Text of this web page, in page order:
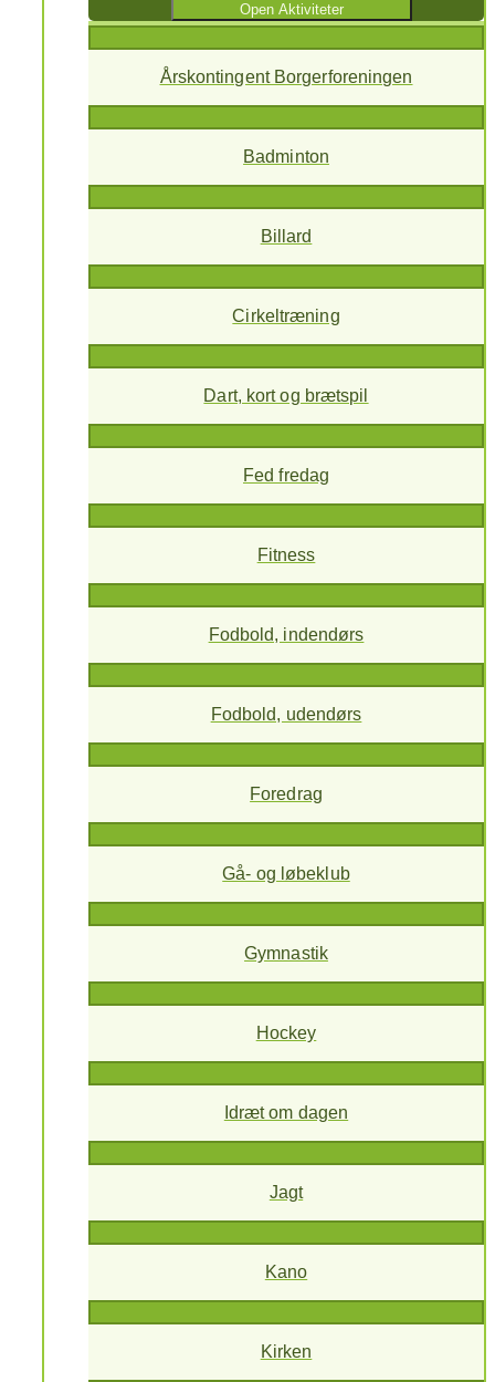
Open Aktiviteter
Årskontingent Borgerforeningen
Badminton
Billard
Cirkeltræning
Dart, kort og brætspil
Fed fredag
Fitness
Fodbold, indendørs
Fodbold, udendørs
Foredrag
Gå- og løbeklub
Gymnastik
Hockey
Idræt om dagen
Jagt
Kano
Kirken